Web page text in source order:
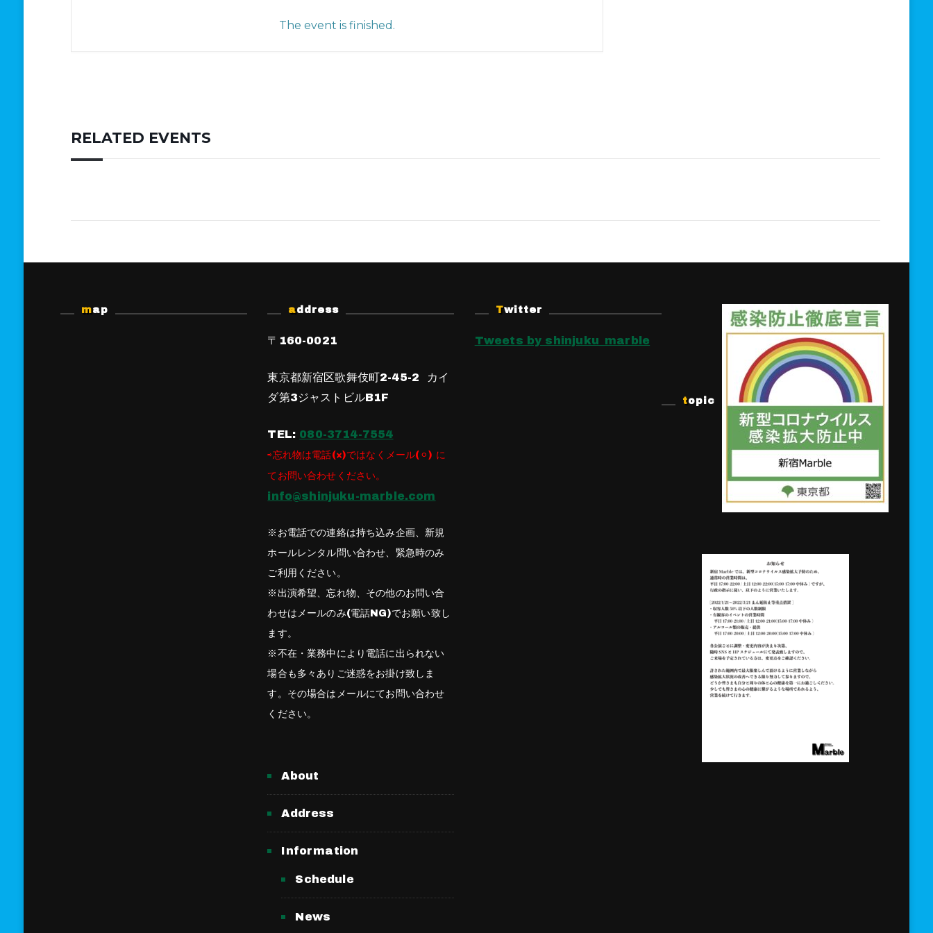
The event is finished.
RELATED EVENTS
map address
〒160-0021
東京都新宿区歌舞伎町2-45-2 カイ
ダ第3ジャストビルB1F
TEL: 080-3714-7554
⇨忘れ物は電話(×)ではなくメール(⚪︎) に
てお問い合わせください。
info@shinjuku-marble.com
※お電話での連絡は持ち込み企画、新規
ホールレンタル問い合わせ、緊急時のみ
ご利用ください。
※出演希望、忘れ物、その他のお問い合
わせはメールのみ(電話NG)でお願い致し
ます。
※不在・業務中により電話に出られない
場合も多々ありご迷惑をお掛け致しま
す。その場合はメールにてお問い合わせ
ください。
About
Address
Information
Schedule
News
Twitter
Tweets by shinjuku_marble
topic